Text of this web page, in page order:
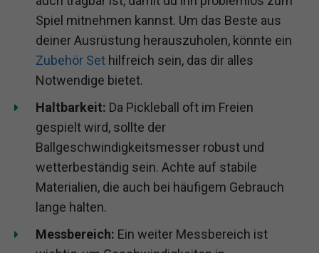
Spiel mitnehmen kannst. Um das Beste aus
deiner Ausrüstung herauszuholen, könnte ein
Zubehör Set hilfreich sein, das dir alles
Notwendige bietet.
Haltbarkeit: Da Pickleball oft im Freien
gespielt wird, sollte der
Ballgeschwindigkeitsmesser robust und
wetterbeständig sein. Achte auf stabile
Materialien, die auch bei häufigem Gebrauch
lange halten.
Messbereich: Ein weiter Messbereich ist